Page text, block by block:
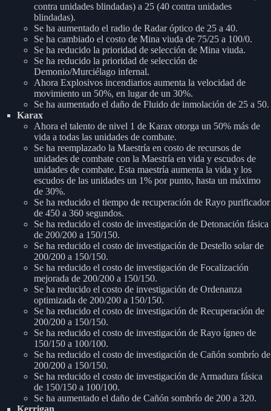
contra unidades blindadas) a 25 (40 contra unidades
blindadas).
Se ha aumentado el radio de Radar óptico de 25 a 40.
Se ha cambiado el costo de Mina viuda de 75/25 a 100/0.
Se ha reducido la prioridad de selección de Mina viuda.
Se ha reducido la prioridad de selección de
Demonio/Murciélago infernal.
Ahora Explosivos incendiarios aumenta la velocidad de
movimiento un 50%, en lugar de un 30%.
Se ha aumentado el daño de Fluido de inmolación de 25 a 50.
Karax
Ahora el talento de nivel 1 de Karax otorga un 50% más de
vida a todas las unidades de combate.
Se ha reemplazado la Maestría en costo de recursos de
unidades de combate con la Maestría en vida y escudos de
unidades de combate. Esta maestría aumenta la vida y los
escudos de las unidades un 1% por punto, hasta un máximo
de 30%.
Se ha reducido el tiempo de recuperación de Rayo purificador
de 450 a 360 segundos.
Se ha reducido el costo de investigación de Detonación fásica
de 200/200 a 150/150.
Se ha reducido el costo de investigación de Destello solar de
200/200 a 150/150.
Se ha reducido el costo de investigación de Focalización
mejorada de 200/200 a 150/150.
Se ha reducido el costo de investigación de Ordenanza
optimizada de 200/200 a 150/150.
Se ha reducido el costo de investigación de Recuperación de
200/200 a 150/150.
Se ha reducido el costo de investigación de Rayo ígneo de
150/150 a 100/100.
Se ha reducido el costo de investigación de Cañón sombrío de
200/200 a 150/150.
Se ha reducido el costo de investigación de Armadura fásica
de 150/150 a 100/100.
Se ha aumentado el daño de Cañón sombrío de 200 a 320.